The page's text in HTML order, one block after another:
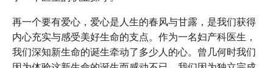
再一个要有爱心，爱心是人生的春风与甘露，是我们获得
内心充实与感受美好生命的支点。作为一名妇产科医生，
我们深知新生命的诞生牵动了多少人的心。曾几何时我们